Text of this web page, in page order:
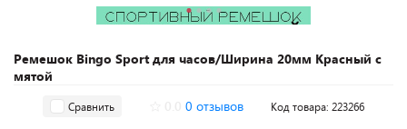
Ремешок Bingo Sport для часов/Ширина 20мм Красный с
мятой
Сравнить 0 отзывов Код товара: 223266